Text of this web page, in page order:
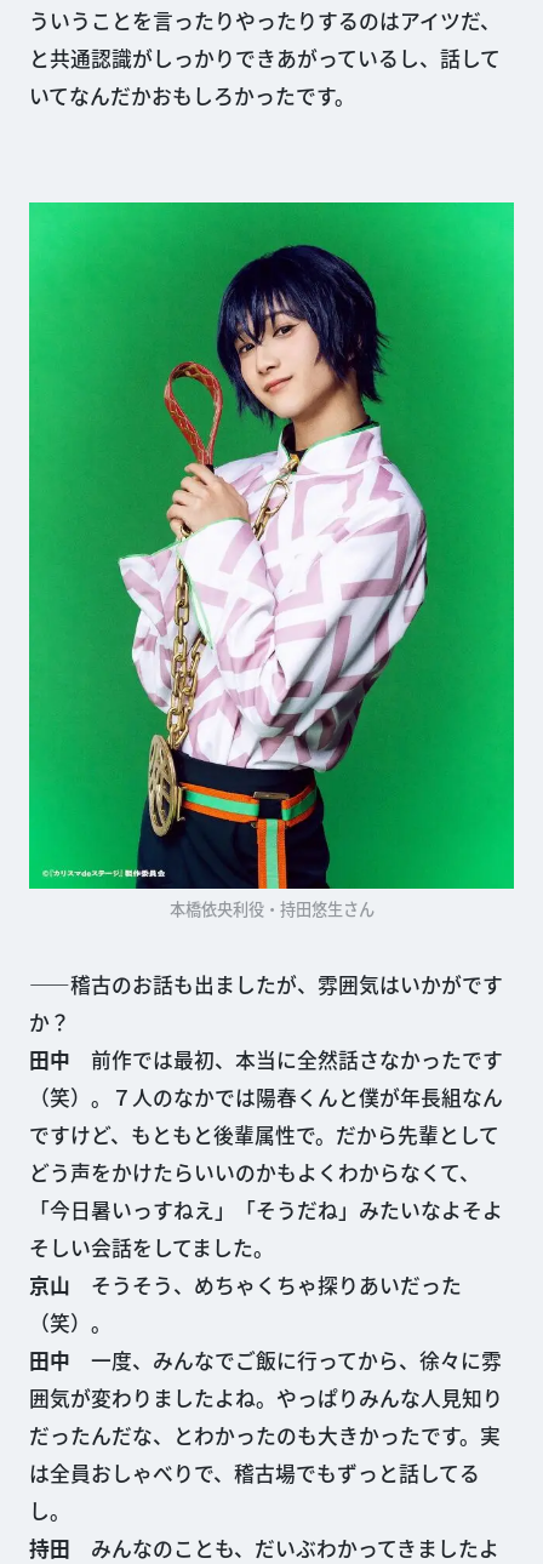
ういうことを言ったりやったりするのはアイツだ、
と共通認識がしっかりできあがっているし、話して
いてなんだかおもしろかったです。
本橋依央利役・持田悠生さん
——稽古のお話も出ましたが、雰囲気はいかがです
か？
田中 前作では最初、本当に全然話さなかったです
（笑）。７人のなかでは陽春くんと僕が年長組なん
ですけど、もともと後輩属性で。だから先輩として
どう声をかけたらいいのかもよくわからなくて、
「今日暑いっすねえ」「そうだね」みたいなよそよ
そしい会話をしてました。
京山 そうそう、めちゃくちゃ探りあいだった
（笑）。
田中 一度、みんなでご飯に行ってから、徐々に雰
囲気が変わりましたよね。やっぱりみんな人見知り
だったんだな、とわかったのも大きかったです。実
は全員おしゃべりで、稽古場でもずっと話してる
し。
持田 みんなのことも、だいぶわかってきましたよ